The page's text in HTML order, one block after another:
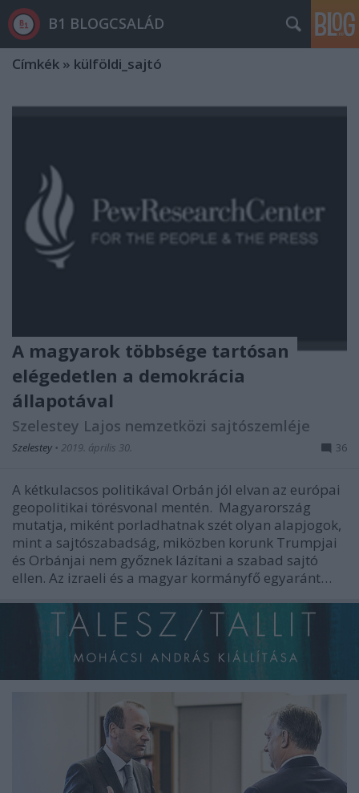
B1 BLOGCSALÁD
Címkék » külföldi_sajtó
A magyarok többsége tartósan
elégedetlen a demokrácia
állapotával
Szelestey Lajos nemzetközi sajtószemléje
Szelestey • 2019. április 30. 36
A kétkulacsos politikával Orbán jól elvan az európai
geopolitikai törésvonal mentén. Magyarország
mutatja, miként porladhatnak szét olyan alapjogok,
mint a sajtószabadság, miközben korunk Trumpjai
és Orbánjai nem győznek lázítani a szabad sajtó
ellen. Az izraeli és a magyar kormányfő egyaránt…